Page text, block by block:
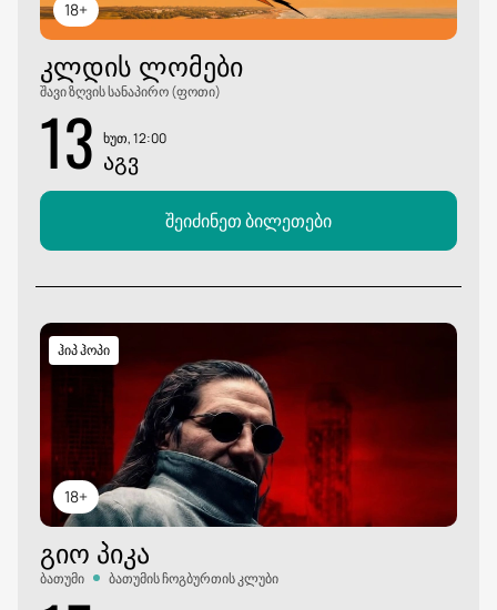
18+
ᲙᲚᲓᲘᲡ ᲚᲝᲛᲔᲑᲘ
შავი ზღვის სანაპირო (ფოთი)
13 ხუთ, 12:00
ᲐᲒᲕ
შეიძინეთ ბილეთები
18+
ჰიპ ჰოპი
ᲒᲘᲝ ᲞᲘᲙᲐ
ბათუმი ბათუმის ჩოგბურთის კლუბი